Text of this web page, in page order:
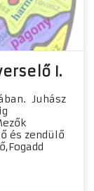
I.
Juhász
és zendülő